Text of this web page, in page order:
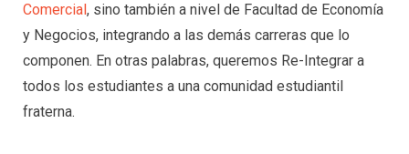
Comercial, sino también a nivel de Facultad de Economía
y Negocios, integrando a las demás carreras que lo
componen. En otras palabras, queremos Re-Integrar a
todos los estudiantes a una comunidad estudiantil
fraterna.